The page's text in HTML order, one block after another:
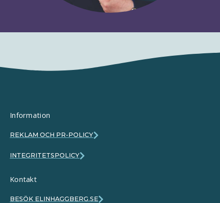
Information
REKLAM OCH PR-POLICY
INTEGRITETSPOLICY
Kontakt
BESÖK ELINHAGGBERG.SE